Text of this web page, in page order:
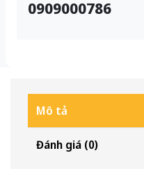
0909000786
Mô tả
Đánh giá (0)